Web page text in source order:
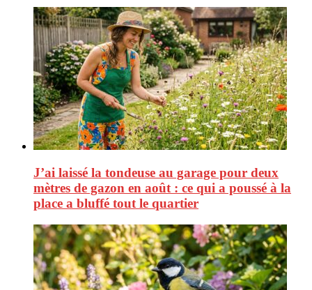
J’ai laissé la tondeuse au garage pour deux
mètres de gazon en août : ce qui a poussé à la
place a bluffé tout le quartier